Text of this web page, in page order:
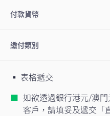
付款貨幣
繳付類別
▪ 表格遞交
如欲透過銀行港元/澳
客戶，請填妥及遞交「